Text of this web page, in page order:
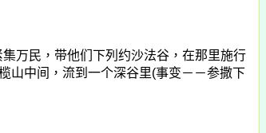
万民，带他们下列约沙法谷，在那里施行
山中间，流到一个深谷里(事变－－参撒下